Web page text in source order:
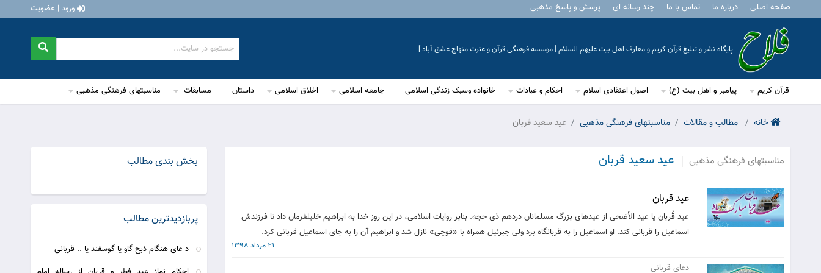
صفحه اصلی درباره ما تماس با ما چند رسانه ای پرسش و پاسخ مذهبی ورود | عضویت
پایگاه نشر و تبلیغ قرآن کریم و معارف اهل بیت علیهم السلام [ موسسه فرهنگی قرآن و عترت منهاج عشق آباد ]
قرآن کریم پیامبر و اهل بیت (ع) اصول اعتقادی اسلام احکام و عبادات خانواده وسبک زندگی اسلامی جامعه اسلامی اخلاق اسلامی داستان مسابقات مناسبتهای فرهنگی مذهبی
خانه مطالب و مقالات مناسبتهای فرهنگی مذهبی عید سعید قربان
مناسبتهای فرهنگی مذهبی عید سعید قربان
عید قربان
عید قُربان یا عید الأضحی از عیدهای بزرگ مسلمانان دردهم ذی حجه. بنابر روایات اسلامی، در این روز خدا به ابراهیم خلیلفرمان داد تا فرزندش
اسماعیل را قربانی کند. او اسماعیل را به قربانگاه برد ولی جبرئیل همراه با «قوچی» نازل شد و ابراهیم آن را به جای اسماعیل قربانی کرد.
21 مرداد 1398
دعای قربانی
بخش بندی مطالب
پربازدیدترین مطالب
د عای هنگام ذبح گاو یا گوسفند یا .. قربانی